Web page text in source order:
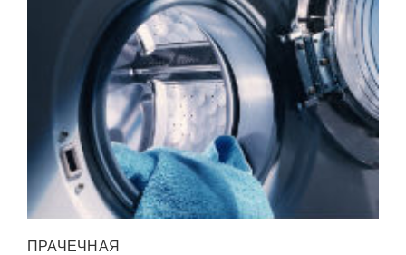
ПРАЧЕЧНАЯ